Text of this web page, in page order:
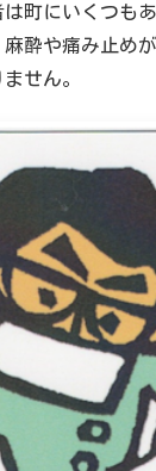
町にいくつも
酔や痛み止め
せん。